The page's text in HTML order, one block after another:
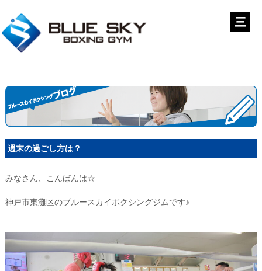
週末の過ごし方は？
みなさん、こんばんは☆
神戸市東灘区のブルースカイボクシングジムです♪